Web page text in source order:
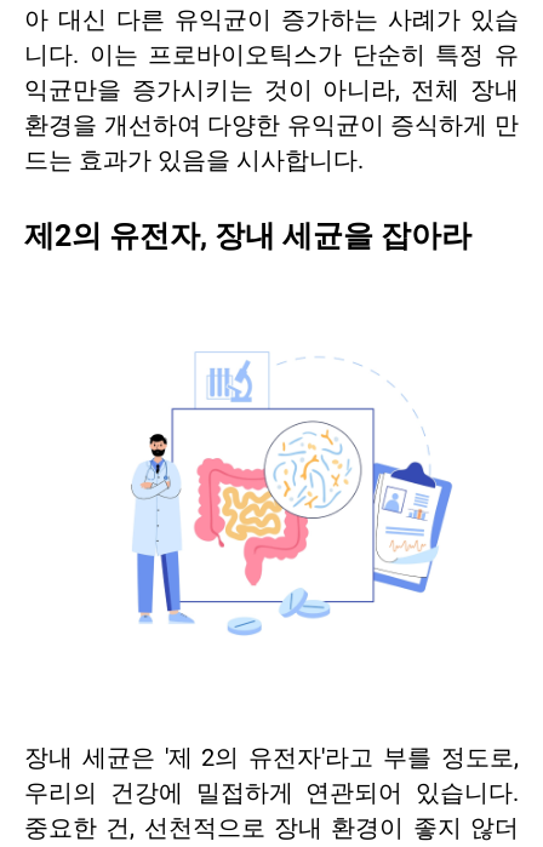
아 대신 다른 유익균이 증가하는 사례가 있습
니다. 이는 프로바이오틱스가 단순히 특정 유
익균만을 증가시키는 것이 아니라, 전체 장내
환경을 개선하여 다양한 유익균이 증식하게 만
드는 효과가 있음을 시사합니다.
제2의 유전자, 장내 세균을 잡아라
장내 세균은 '제 2의 유전자'라고 부를 정도로,
우리의 건강에 밀접하게 연관되어 있습니다.
중요한 건, 선천적으로 장내 환경이 좋지 않더